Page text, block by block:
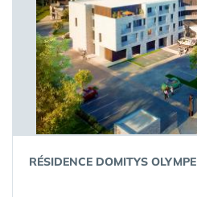
RÉSIDENCE DOMITYS OLYMPE